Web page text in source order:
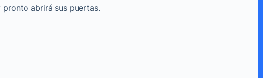
pronto abrirá sus puertas.